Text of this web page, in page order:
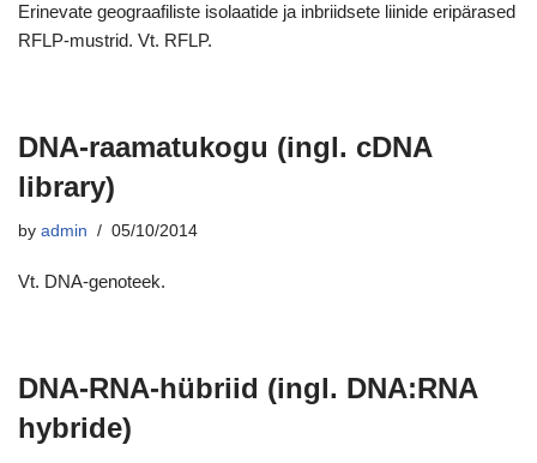
Erinevate geograafiliste isolaatide ja inbriidsete liinide eripärased
RFLP-mustrid. Vt. RFLP.
DNA-raamatukogu (ingl. cDNA
library)
by admin 05/10/2014
Vt. DNA-genoteek.
DNA-RNA-hübriid (ingl. DNA:RNA
hybride)